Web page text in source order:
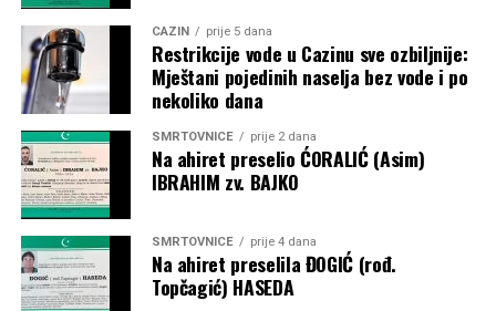
CAZIN prije 5 dana
Restrikcije vode u Cazinu sve ozbiljnije:
Mještani pojedinih naselja bez vode i po
nekoliko dana
SMRTOVNICE prije 2 dana
Na ahiret preselio ĆORALIĆ (Asim)
IBRAHIM zv. BAJKO
SMRTOVNICE prije 4 dana
Na ahiret preselila ĐOGIĆ (rođ.
Topčagić) HASEDA